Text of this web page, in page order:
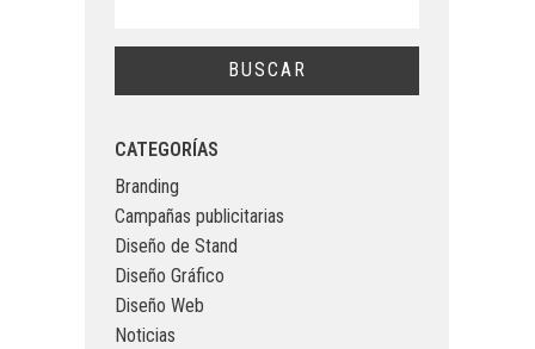
CATEGORÍAS
Branding
Campañas publicitarias
Diseño de Stand
Diseño Gráfico
Diseño Web
Noticias